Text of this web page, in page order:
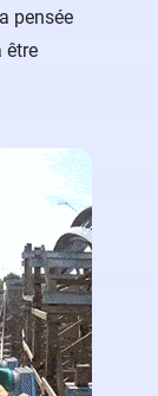
pensée
être